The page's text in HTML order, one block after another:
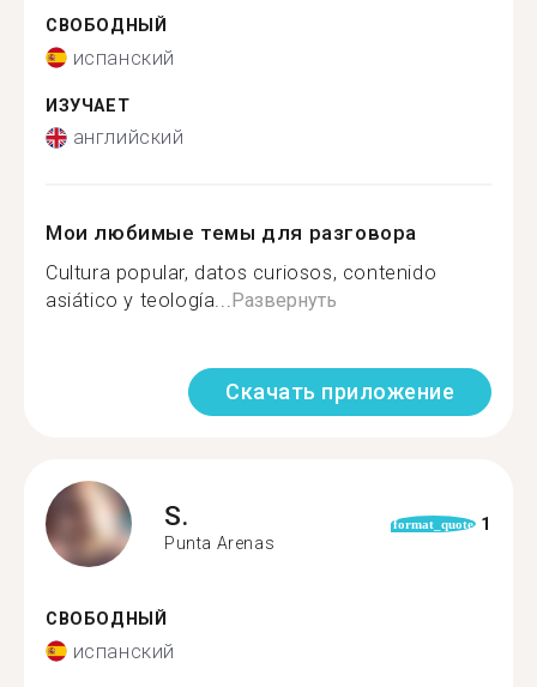
СВОБОДНЫЙ
испанский
ИЗУЧАЕТ
английский
Мои любимые темы для разговора
Cultura popular, datos curiosos, contenido
asiático y teología...Развернуть
Скачать приложение
S.
Punta Arenas
format_quote 1
СВОБОДНЫЙ
испанский